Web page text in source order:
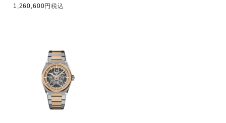
1,260,600
税込